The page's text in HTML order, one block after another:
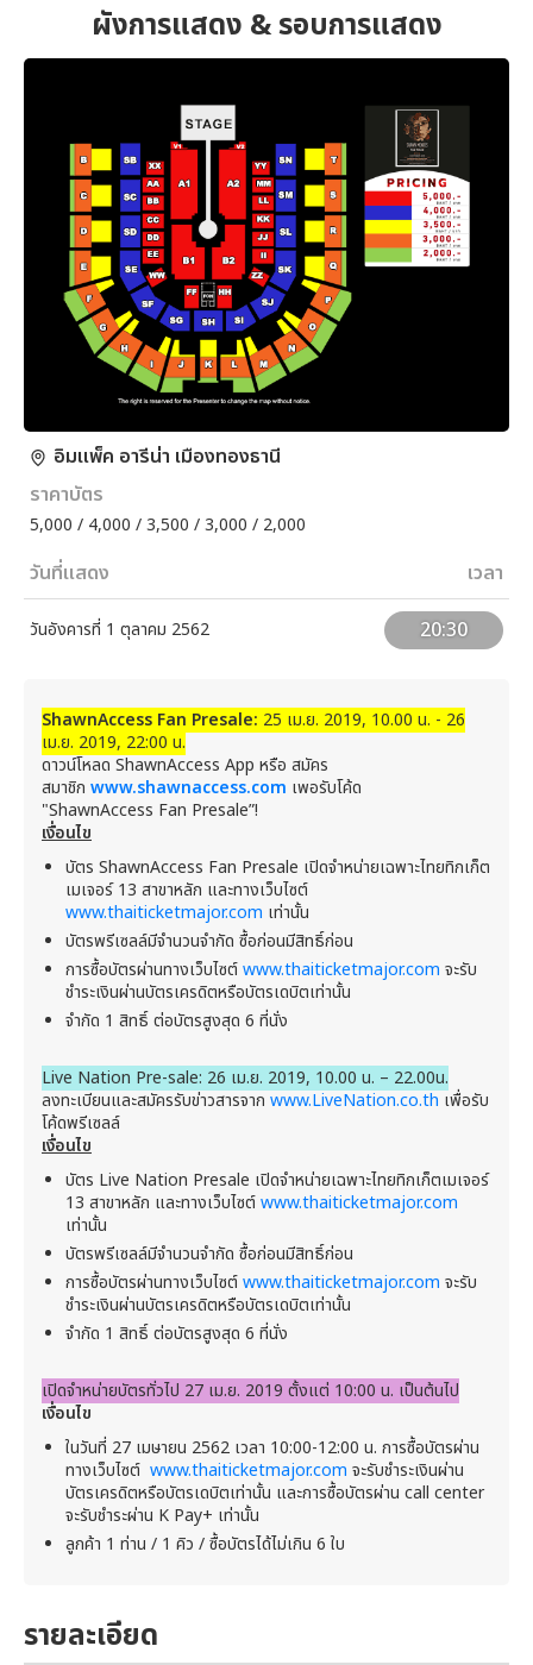
ผังการแสดง & รอบการแสดง
อิมแพ็ค อารีน่า เมืองทองธานี
ราคาบัตร
5,000 / 4,000 / 3,500 / 3,000 / 2,000
วันที่แสดง เวลา
วันอังคารที่ 1 ตุลาคม 2562 20:30
ShawnAccess Fan Presale: 25 เม.ย. 2019, 10.00 น. - 26
เม.ย. 2019, 22:00 น.
ดาวน์โหลด ShawnAccess App หรือ สมัคร
สมาชิก www.shawnaccess.com เพอรับโค้ด
"ShawnAccess Fan Presale”!
เงื่อนไข
บัตร ShawnAccess Fan Presale เปิดจำหน่ายเฉพาะไทยทิกเก็ต
เมเจอร์ 13 สาขาหลัก และทางเว็บไซต์
www.thaiticketmajor.com เท่านั้น
บัตรพรีเซลล์มีจำนวนจำกัด ซื้อก่อนมีสิทธิ์ก่อน
การซื้อบัตรผ่านทางเว็บไซต์www.thaiticketmajor.com จะรับ
ชำระเงินผ่านบัตรเครดิตหรือบัตรเดบิตเท่านั้น
จำกัด 1 สิทธิ์ ต่อบัตรสูงสุด 6 ที่นั่ง
Live Nation Pre-sale: 26 เม.ย. 2019, 10.00 น. – 22.00น.
ลงทะเบียนและสมัครรับข่าวสารจาก www.LiveNation.co.th เพื่อรับ
โค้ดพรีเซลล์
เงื่อนไข
บัตร Live Nation Presale เปิดจำหน่ายเฉพาะไทยทิกเก็ตเมเจอร์
13 สาขาหลัก และทางเว็บไซต์www.thaiticketmajor.com
เท่านั้น
บัตรพรีเซลล์มีจำนวนจำกัด ซื้อก่อนมีสิทธิ์ก่อน
การซื้อบัตรผ่านทางเว็บไซต์www.thaiticketmajor.com จะรับ
ชำระเงินผ่านบัตรเครดิตหรือบัตรเดบิตเท่านั้น
จำกัด 1 สิทธิ์ ต่อบัตรสูงสุด 6 ที่นั่ง
เปิดจำหน่ายบัตรทั่วไป 27 เม.ย. 2019 ตั้งแต่ 10:00 น. เป็นต้นไป
เงื่อนไข
ในวันที่ 27 เมษายน 2562 เวลา 10:00-12:00 น. การซื้อบัตรผ่าน
ทางเว็บไซต์ www.thaiticketmajor.com จะรับชำระเงินผ่าน
บัตรเครดิตหรือบัตรเดบิตเท่านั้น และการซื้อบัตรผ่าน call center
จะรับชำระผ่าน K Pay+ เท่านั้น
ลูกค้า 1 ท่าน / 1 คิว / ซื้อบัตรได้ไม่เกิน 6 ใบ
รายละเอียด